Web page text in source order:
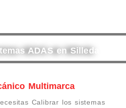
ADAS en Silleda
Multimarca
Calibrar los sistemas